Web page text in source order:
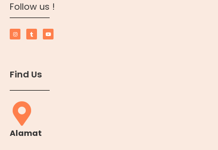
Follow us !
Find Us
Alamat